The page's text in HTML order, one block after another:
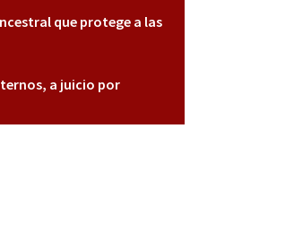
que protege a las
a juicio por